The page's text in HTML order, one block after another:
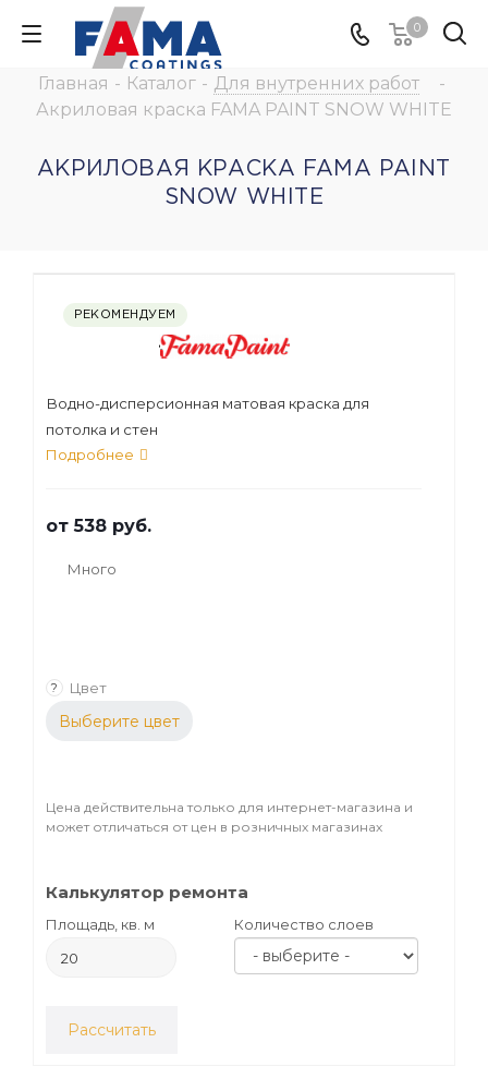
0
Главная - Каталог - Для внутренних работ
-
Акриловая краска FAMA PAINT SNOW WHITE
АКРИЛОВАЯ КРАСКА FAMA PAINT
SNOW WHITE
РЕКОМЕНДУЕМ
Водно-дисперсионная матовая краска для
потолка и стен
Подробнее
от538 руб.
Много
? Цвет
Выберите цвет
Цена действительна только для интернет-магазина и
может отличаться от цен в розничных магазинах
Калькулятор ремонта
Площадь, кв. м Количество слоев
Рассчитать